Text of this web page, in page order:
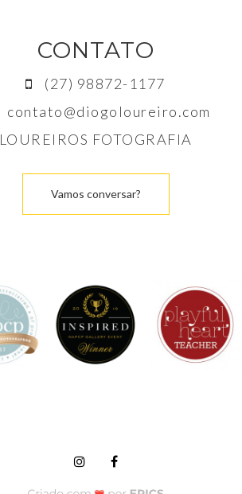
CONTATO
(27) 98872-1177
contato@diogoloureiro.com
LOUREIROS FOTOGRAFIA
Vamos conversar?